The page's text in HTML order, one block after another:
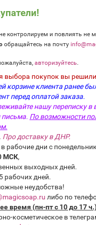
контролируем и повлиять не
обращайтесь на почту
авторизуйтесь.
выбора покупок вы
корзине клиента ранее
перед оплатой заказа.
нашу переписку в
письма. По возможности
. Про доставку в ДНР.
рабочие дни с
МСК,
выходных дней.
рабочих дней.
неудобства!
либо по
время (пн-пт с 10 до 17
косметическое в
для упаковки, для
массу,
легко пылит и в
замутняет продукт